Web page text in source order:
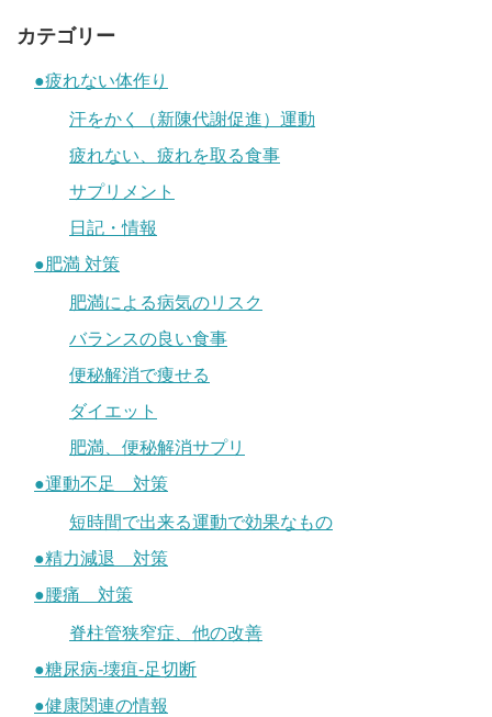
カテゴリー
●疲れない体作り
汗をかく（新陳代謝促進）運動
疲れない、疲れを取る食事
サプリメント
日記・情報
●肥満 対策
肥満による病気のリスク
バランスの良い食事
便秘解消で痩せる
ダイエット
肥満、便秘解消サプリ
●運動不足 対策
短時間で出来る運動で効果なもの
●精力減退 対策
●腰痛 対策
脊柱管狭窄症、他の改善
●糖尿病-壊疽-足切断
●健康関連の情報